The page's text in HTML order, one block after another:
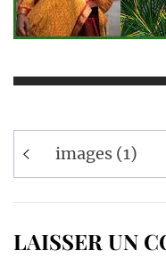
Navigation
de
images (1)
LAISSER UN